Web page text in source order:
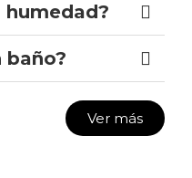
humedad?
baño?
Ver más